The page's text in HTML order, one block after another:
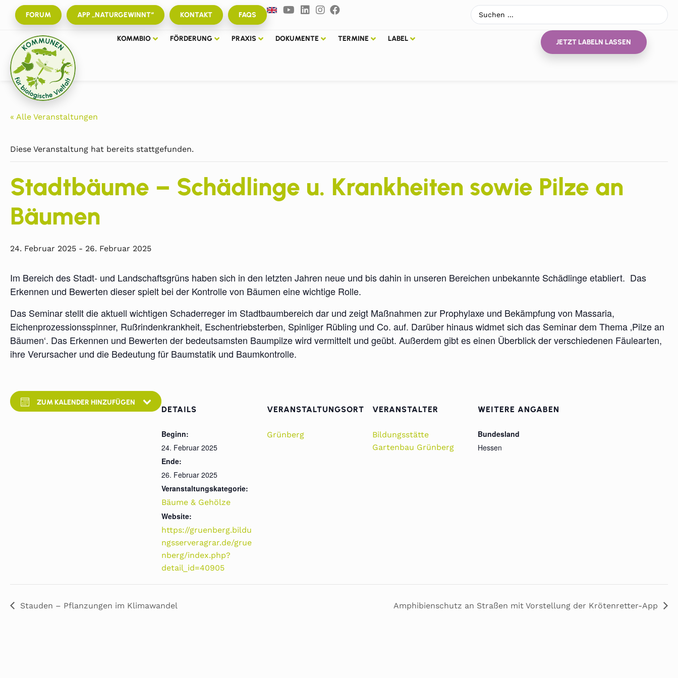
FORUM APP „NATURGEWINNT“ KONTAKT FAQS
KOMMBIO FÖRDERUNG PRAXIS DOKUMENTE TERMINE LABEL JETZT LABELN LASSEN
« Alle Veranstaltungen
Diese Veranstaltung hat bereits stattgefunden.
Stadtbäume – Schädlinge u. Krankheiten sowie Pilze an
Bäumen
24. Februar 2025 - 26. Februar 2025
Im Bereich des Stadt- und Landschaftsgrüns haben sich in den letzten Jahren neue und bis dahin in unseren Bereichen unbekannte Schädlinge etabliert. Das
Erkennen und Bewerten dieser spielt bei der Kontrolle von Bäumen eine wichtige Rolle.
Das Seminar stellt die aktuell wichtigen Schaderreger im Stadtbaumbereich dar und zeigt Maßnahmen zur Prophylaxe und Bekämpfung von Massaria,
Eichenprozessionsspinner, Rußrindenkrankheit, Eschentriebsterben, Spinliger Rübling und Co. auf. Darüber hinaus widmet sich das Seminar dem Thema ‚Pilze an
Bäumen‘. Das Erkennen und Bewerten der bedeutsamsten Baumpilze wird vermittelt und geübt. Außerdem gibt es einen Überblick der verschiedenen Fäulearten,
ihre Verursacher und die Bedeutung für Baumstatik und Baumkontrolle.
ZUM KALENDER HINZUFÜGEN
DETAILS
Beginn:
24. Februar 2025
Ende:
26. Februar 2025
Veranstaltungskategorie:
Bäume & Gehölze
Website:
https://gruenberg.bildu
ngsserveragrar.de/grue
nberg/index.php?
detail_id=40905
VERANSTALTUNGSORT
Grünberg
VERANSTALTER
Bildungsstätte
Gartenbau Grünberg
WEITERE ANGABEN
Bundesland
Hessen
Stauden – Pflanzungen im Klimawandel Amphibienschutz an Straßen mit Vorstellung der Krötenretter-App